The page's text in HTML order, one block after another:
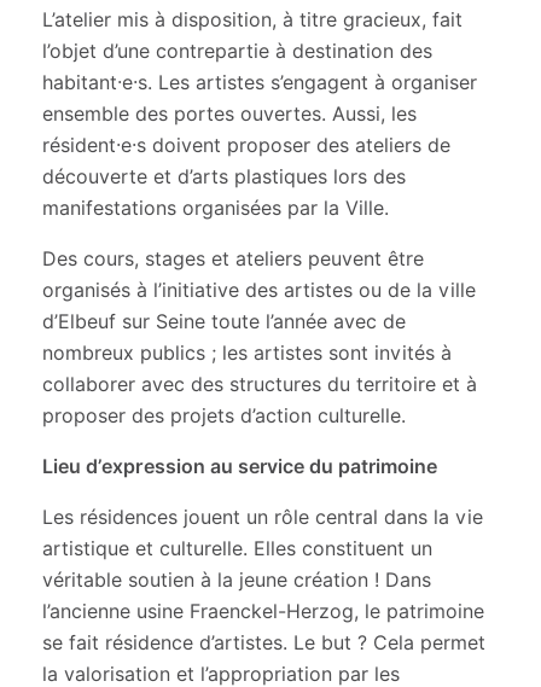
L’atelier mis à disposition, à titre gracieux, fait
l’objet d’une contrepartie à destination des
habitant·e·s. Les artistes s’engagent à organiser
ensemble des portes ouvertes. Aussi, les
résident·e·s doivent proposer des ateliers de
découverte et d’arts plastiques lors des
manifestations organisées par la Ville.
Des cours, stages et ateliers peuvent être
organisés à l’initiative des artistes ou de la ville
d’Elbeuf sur Seine toute l’année avec de
nombreux publics ; les artistes sont invités à
collaborer avec des structures du territoire et à
proposer des projets d’action culturelle.
Lieu d’expression au service du patrimoine
Les résidences jouent un rôle central dans la vie
artistique et culturelle. Elles constituent un
véritable soutien à la jeune création ! Dans
l’ancienne usine Fraenckel-Herzog, le patrimoine
se fait résidence d’artistes. Le but ? Cela permet
la valorisation et l’appropriation par les